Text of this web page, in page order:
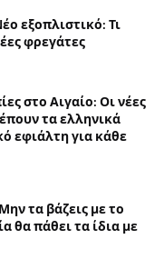
εξοπλιστικό: Τι
φρεγάτες
στο Αιγαίο: Οι νέες
τα ελληνικά
εφιάλτη για κάθε
τα βάζεις με το
θα πάθει τα ίδια με